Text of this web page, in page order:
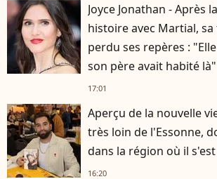
Joyce Jonathan - Après
histoire avec Martial, sa
perdu ses repères :
son père avait habité là"
17:01
Aperçu de la nouvelle
très loin de l'Essonne,
dans la région où il
16:20